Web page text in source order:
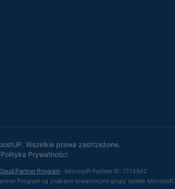
Wszelkie prawa zastrzeżone.
Polityka Prywatności
Partner Program· Microsoft Partner ID: 7113942
Program są znakami towarowymi grupy spółek Microsoft.